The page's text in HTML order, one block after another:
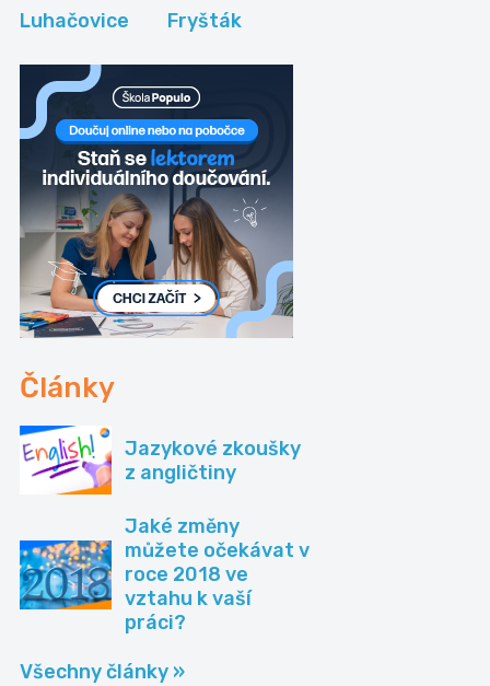
Luhačovice Fryšták
Články
Jazykové zkoušky
z angličtiny
Jaké změny
můžete očekávat v
roce 2018 ve
vztahu k vaší
práci?
Všechny články »